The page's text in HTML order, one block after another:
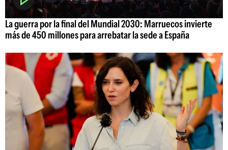
La guerra por la final del Mundial 2030: Marruecos invierte
más de 450 millones para arrebatar la sede a España